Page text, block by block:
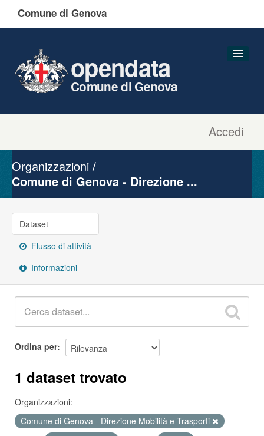
Comune di Genova
Accedi
opendata
Comune di Genova
Gruppi
Organizzazioni
Comune di Genova - Direzione ...
Dataset
Flusso di attività
Informazioni
Ordina per
1 dataset trovato
Organizzazioni:
Comune di Genova - Direzione Mobilità e Trasporti